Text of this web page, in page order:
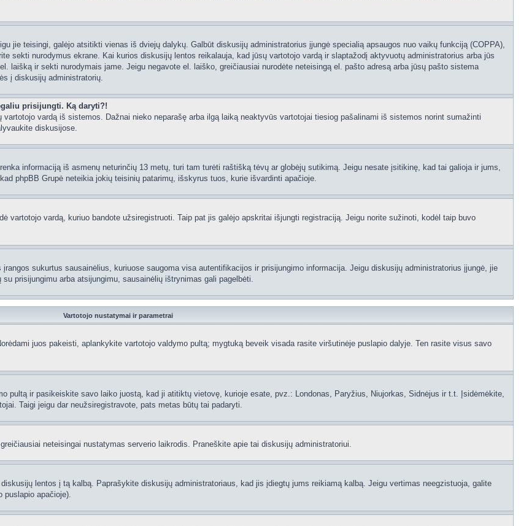
jie teisingi, galėjo atsitikti vienas iš dviejų dalykų. Galbūt diskusijų administratorius įjungė specialią apsaugos nuo vaikų funkciją (COPPA),
sekti nurodymus ekrane. Kai kurios diskusijų lentos reikalauja, kad jūsų vartotojo vardą ir slaptažodį aktyvuotų administratorius arba jūs
laišką ir sekti nurodymais jame. Jeigu negavote el. laiško, greičiausiai nurodėte neteisingą el. pašto adresą arba jūsų pašto sistema
į diskusijų administratorių.
prisijungti. Ką daryti?!
vardą iš sistemos. Dažnai nieko neparašę arba ilgą laiką neaktyvūs vartotojai tiesiog pašalinami iš sistemos norint sumažinti
diskusijose.
informaciją iš asmenų neturinčių 13 metų, turi tam turėti raštišką tėvų ar globėjų sutikimą. Jeigu nesate įsitikinę, kad tai galioja ir jums,
phpBB Grupė neteikia jokių teisinių patarimų, išskyrus tuos, kurie išvardinti apačioje.
vartotojo vardą, kuriuo bandote užsiregistruoti. Taip pat jis galėjo apskritai išjungti registraciją. Jeigu norite sužinoti, kodėl taip buvo
sukurtus sausainėlius, kuriuose saugoma visa autentifikacijos ir prisijungimo informacija. Jeigu diskusijų administratorius įjungė, jie
prisijungimu arba atsijungimu, sausainėlių ištrynimas gali pagelbėti.
Vartotojo nustatymai ir parametrai
juos pakeisti, aplankykite vartotojo valdymo pultą; mygtuką beveik visada rasite viršutinėje puslapio dalyje. Ten rasite visus savo
pultą ir pasikeiskite savo laiko juostą, kad ji atitiktų vietovę, kurioje esate, pvz.: Londonas, Paryžius, Niujorkas, Sidnėjus ir t.t. Įsidėmėkite,
Taigi jeigu dar neužsiregistravote, pats metas būtų tai padaryti.
neteisingai nustatymas serverio laikrodis. Praneškite apie tai diskusijų administratoriui.
lentos į tą kalbą. Paprašykite diskusijų administratoriaus, kad jis įdiegtų jums reikiamą kalbą. Jeigu vertimas neegzistuoja, galite
puslapio apačioje).